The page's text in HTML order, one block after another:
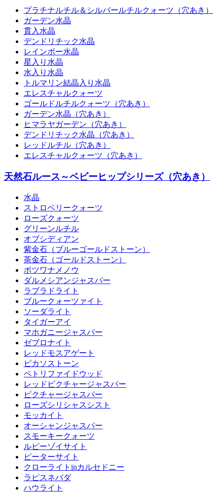
プラチナルチル＆シルバールチルクォーツ（穴あき）
ガーデン水晶
貫入水晶
デンドリチック水晶
レインボー水晶
星入り水晶
水入り水晶
トルマリン結晶入り水晶
エレスチャルクォーツ
ゴールドルチルクォーツ（穴あき）
ガーデン水晶（穴あき）
ヒマラヤガーデン（穴あき）
デンドリチック水晶（穴あき）
レッドルチル（穴あき）
エレスチャルクォーツ（穴あき）
天然石ルース～ベビーヒップシリーズ（穴あき）
水晶
ストロベリークォーツ
ローズクォーツ
グリーンルチル
オブシディアン
紫金石（ブルーゴールドストーン）
茶金石（ゴールドストーン）
ボツワナメノウ
ダルメシアンジャスパー
ラブラドライト
ブルークォーツァイト
ソーダライト
タイガーアイ
マホガニージャスパー
ゼブロナイト
レッドモスアゲート
ピカソストーン
ペトリファイドウッド
レッドピクチャージャスパー
ピクチャージャスパー
ローズシリシャスシスト
モッカイト
オーシャンジャスパー
スモーキークォーツ
ルビーゾイサイト
ピーターサイト
クローライトinカルセドニー
ラピスネバダ
ハウライト